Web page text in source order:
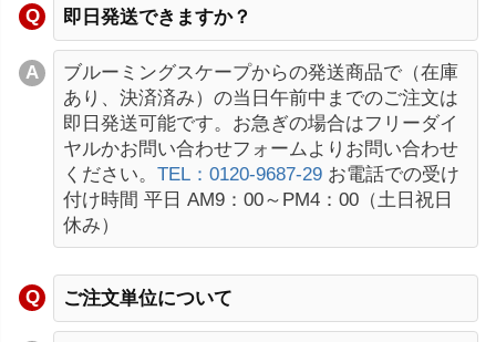
即日発送できますか？
ブルーミングスケープからの発送商品で（在庫
あり、決済済み）の当日午前中までのご注文は
即日発送可能です。お急ぎの場合はフリーダイ
ヤルかお問い合わせフォームよりお問い合わせ
ください。 TEL：0120-9687-29 お電話での受け
付け時間 平日 AM9：00～PM4：00（土日祝日
休み）
ご注文単位について